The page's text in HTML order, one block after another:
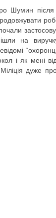
Шумин після
на
і як мені
дуже